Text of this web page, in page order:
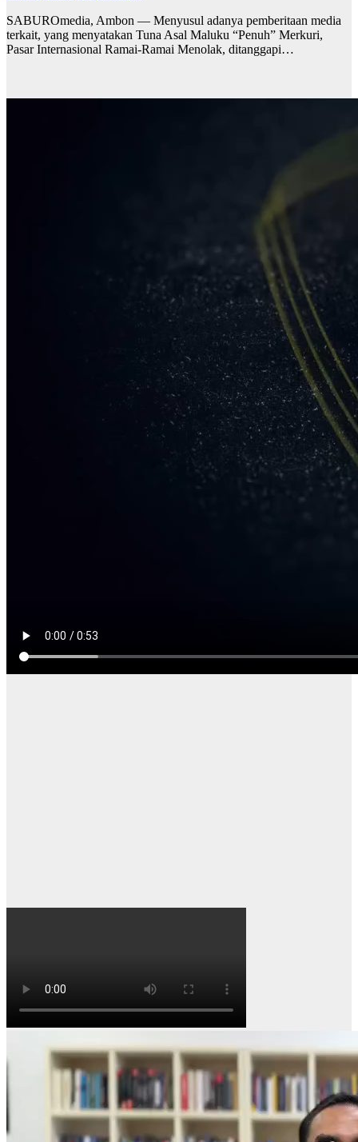
SABUROmedia, Ambon — Menyusul adanya pemberitaan media
terkait, yang menyatakan Tuna Asal Maluku “Penuh” Merkuri,
Pasar Internasional Ramai-Ramai Menolak, ditanggapi…